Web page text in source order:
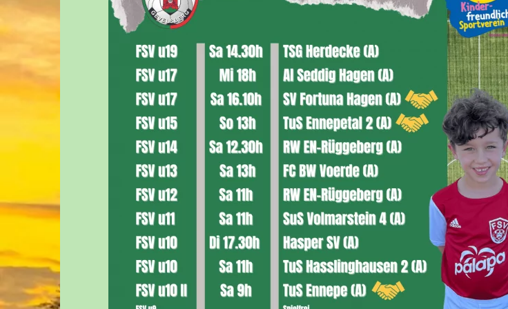
AI – JUNIOREN – U19
BI – JUNIOREN – U17
BII – JUNIOREN – U16
CI – JUNIOREN – U15
DII – JUNIOREN – U12
DIII – JUNIOREN – U13
EI – JUNIOREN – U11
EII – JUNIOREN – U10
EIII – JUNIOREN – U10
MITGLIEDSCHAFT
DOWNLOADS
LINKLISTE